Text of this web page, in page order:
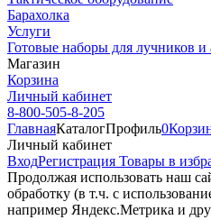
Барахолка
Услуги
Готовые наборы для лучников и
Магазин
Корзина
Личный кабинет
8-800-505-8-205
ГлавнаяКаталогПрофиль0
Личный кабинет
ВходРегистрация Товары в
Продолжая использовать наш
обработку (в т.ч. с
например Яндекс.Метрика и